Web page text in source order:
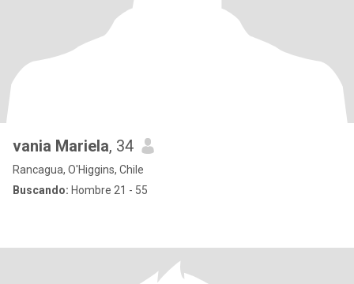
vania Mariela, 34
Rancagua, O'Higgins, Chile
Buscando: Hombre 21 - 55